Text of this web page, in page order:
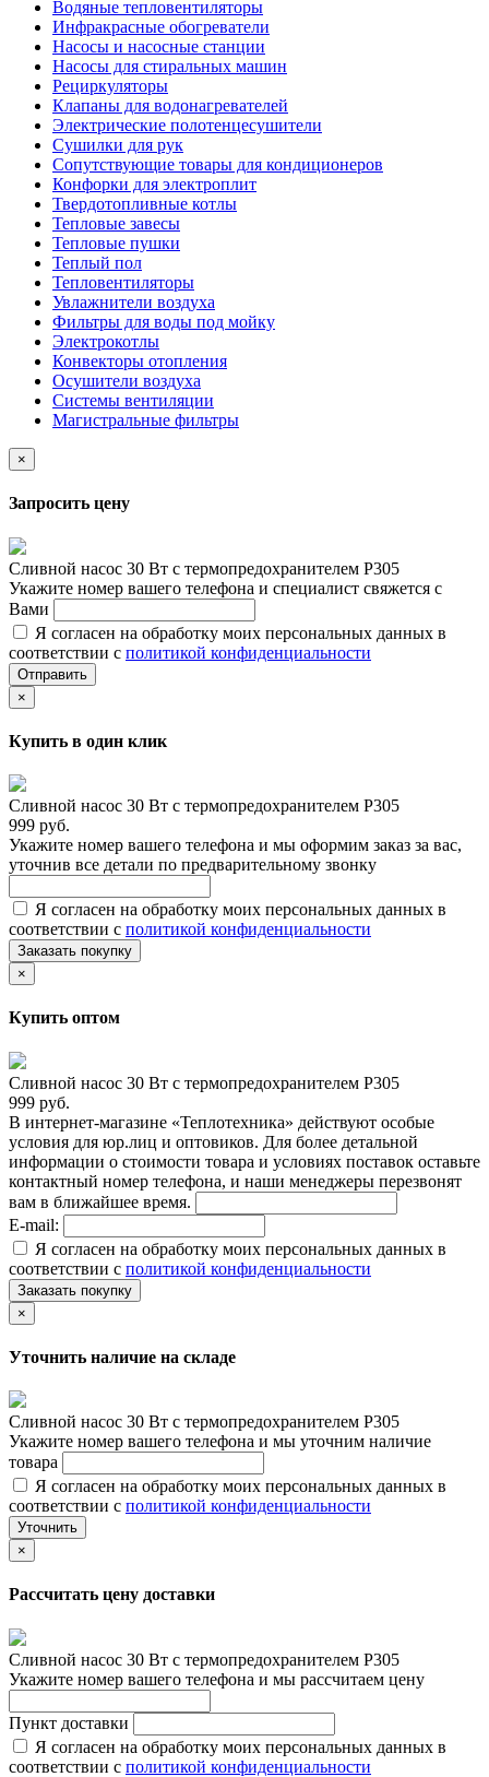
Водяные тепловентиляторы
Инфракрасные обогреватели
Насосы и насосные станции
Насосы для стиральных машин
Рециркуляторы
Клапаны для водонагревателей
Электрические полотенцесушители
Сушилки для рук
Сопутствующие товары для кондиционеров
Конфорки для электроплит
Твердотопливные котлы
Тепловые завесы
Тепловые пушки
Теплый пол
Тепловентиляторы
Увлажнители воздуха
Фильтры для воды под мойку
Электрокотлы
Конвекторы отопления
Осушители воздуха
Системы вентиляции
Магистральные фильтры
×
Запросить цену
Сливной насос 30 Вт с термопредохранителем P305
Укажите номер вашего телефона и специалист свяжется с
Вами
Я согласен на обработку моих персональных данных в
соответствии с политикой конфиденциальности
Отправить
×
Купить в один клик
Сливной насос 30 Вт с термопредохранителем P305
999 руб.
Укажите номер вашего телефона и мы оформим заказ за вас,
уточнив все детали по предварительному звонку
Я согласен на обработку моих персональных данных в
соответствии с политикой конфиденциальности
Заказать покупку
×
Купить оптом
Сливной насос 30 Вт с термопредохранителем P305
999 руб.
В интернет-магазине «Теплотехника» действуют особые
условия для юр.лиц и оптовиков. Для более детальной
информации о стоимости товара и условиях поставок оставьте
контактный номер телефона, и наши менеджеры перезвонят
вам в ближайшее время.
E-mail:
Я согласен на обработку моих персональных данных в
соответствии с политикой конфиденциальности
Заказать покупку
×
Уточнить наличие на складе
Сливной насос 30 Вт с термопредохранителем P305
Укажите номер вашего телефона и мы уточним наличие
товара
Я согласен на обработку моих персональных данных в
соответствии с политикой конфиденциальности
Уточнить
×
Рассчитать цену доставки
Сливной насос 30 Вт с термопредохранителем P305
Укажите номер вашего телефона и мы рассчитаем цену
Пункт доставки
Я согласен на обработку моих персональных данных в
соответствии с политикой конфиденциальности